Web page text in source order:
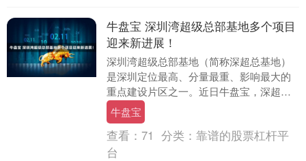
牛盘宝 深圳湾超级总部基地多个项目
迎来新进展！
深圳湾超级总部基地（简称深超总基地）
是深圳定位最高、分量最重、影响最大的
重点建设片区之一。近日牛盘宝，深超总
基地的多个项目迎来新进展。 （深圳湾超
级总部基地 吴....
牛盘宝
查看： 71 分类： 靠谱的股票杠杆平
台